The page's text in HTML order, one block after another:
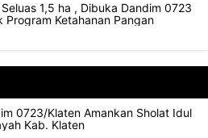
1,5 ha , Dibuka Dandim 0723
Program Ketahanan Pangan
0723/Klaten Amankan Sholat Idul
Kab. Klaten